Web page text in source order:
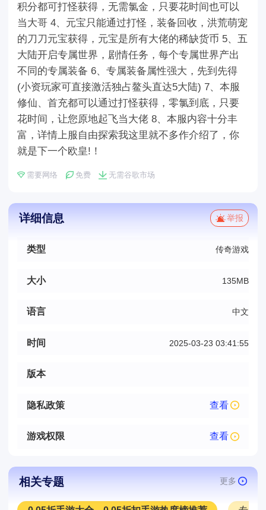
积分都可打怪获得，无需氯金，只要花时间也可以
当大哥 4、元宝只能通过打怪，装备回收，洪荒萌宠
的刀刀元宝获得，元宝是所有大佬的稀缺货币 5、五
大陆开启专属世界，剧情任务，每个专属世界产出
不同的专属装备 6、专属装备属性强大，先到先得
(小资玩家可直接激活独占鳌头直达5大陆) 7、本服
修仙、首充都可以通过打怪获得，零氯到底，只要
花时间，让您原地起飞当大佬 8、本服内容十分丰
富，详情上服自由探索我这里就不多作介绍了，你
就是下一个欧皇!！
需要网络 免费 无需谷歌市场
详细信息 举报
类型 传奇游戏
大小 135MB
语言 中文
时间 2025-03-23 03:41:55
版本
隐私政策 查看
游戏权限 查看
相关专题 更多